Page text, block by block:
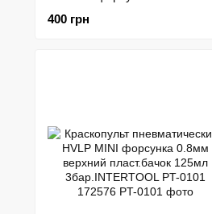
200мл.5бар INTERTOOL PT-
400 грн